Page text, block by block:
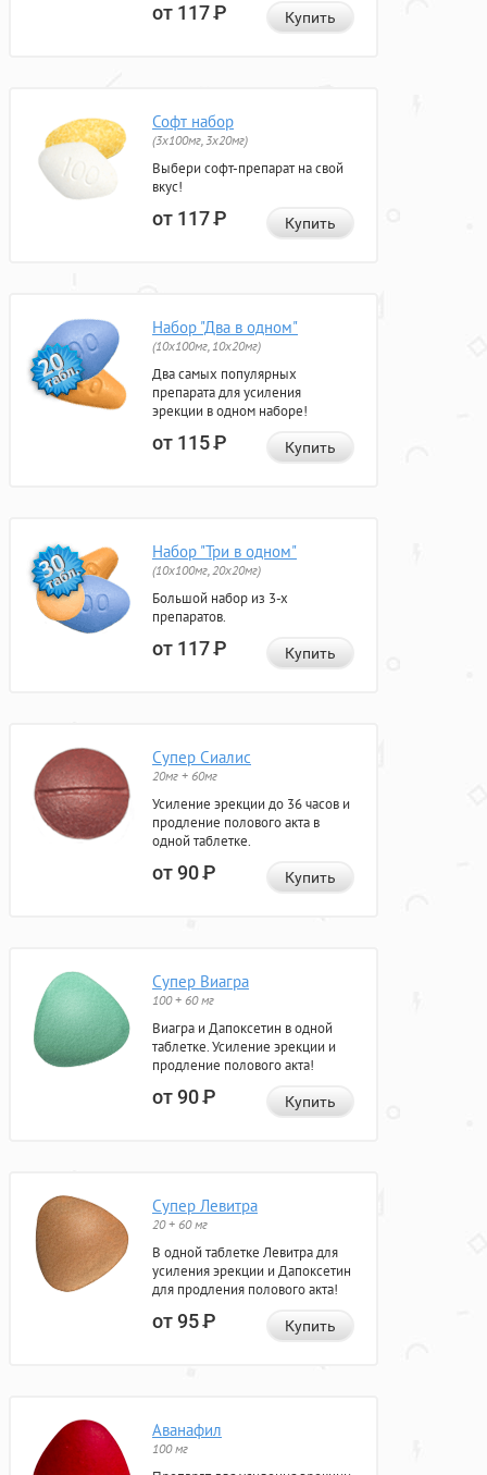
от 117Р Купить
Софт набор
(3x100мг, 3x20мг)
Выбери софт-препарат на свой
вкус!
от 117Р Купить
Набор "Два в одном"
(10x100мг, 10x20мг)
Два самых популярных
препарата для усиления
эрекции в одном наборе!
от 115Р Купить
Набор "Три в одном"
(10x100мг, 20x20мг)
Большой набор из 3-х
препаратов.
от 117Р Купить
Супер Сиалис
20мг + 60мг
Усиление эрекции до 36 часов и
продление полового акта в
одной таблетке.
от 90Р Купить
Супер Виагра
100 + 60 мг
Виагра и Дапоксетин в одной
таблетке. Усиление эрекции и
продление полового акта!
от 90Р Купить
Супер Левитра
20 + 60 мг
В одной таблетке Левитра для
усиления эрекции и Дапоксетин
для продления полового акта!
от 95Р Купить
Аванафил
100 мг